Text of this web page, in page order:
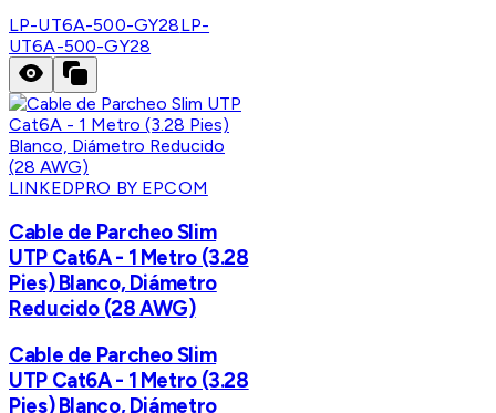
LP-UT6A-500-GY28LP-
UT6A-500-GY28
LINKEDPRO BY EPCOM
Cable de Parcheo Slim
UTP Cat6A - 1 Metro (3.28
Pies) Blanco, Diámetro
Reducido (28 AWG)
Cable de Parcheo Slim
UTP Cat6A - 1 Metro (3.28
Pies) Blanco, Diámetro